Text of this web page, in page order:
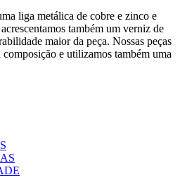
liga metálica de cobre e zinco e
também um verniz de
maior da peça. Nossas peças
e utilizamos também uma